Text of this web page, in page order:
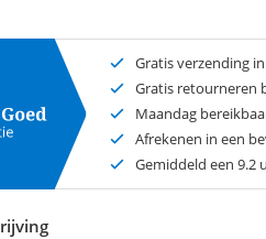
Gratis verzending
Gratis retourneren
Maandag
Afrekenen in een
Gemiddeld een 9.2